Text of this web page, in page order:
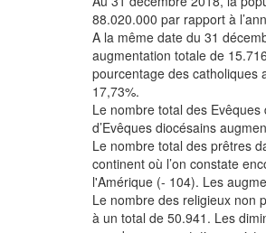
88.020.000 par rapport à
A la même date du 31
augmentation totale de
pourcentage des catholiques
17,73%.
Le nombre total des
d’Evêques diocésains
Le nombre total des prêtres
continent où l’on constate
l'Amérique (- 104). Les
Le nombre des religieux non
à un total de 50.941. Les